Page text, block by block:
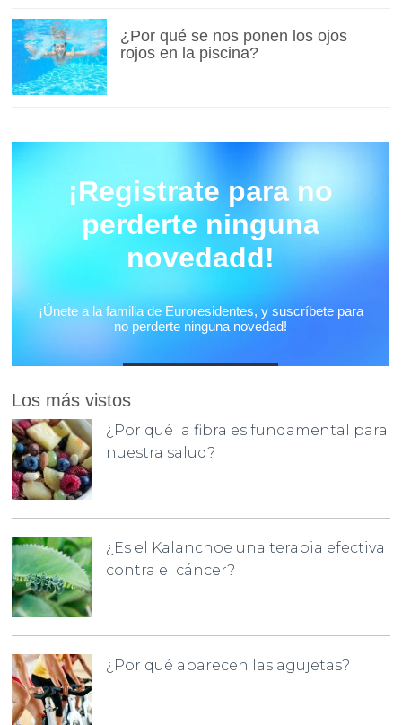
¿Por qué se nos ponen los ojos
rojos en la piscina?
Los más vistos
¿Por qué la fibra es fundamental para
nuestra salud?
¿Es el Kalanchoe una terapia efectiva
contra el cáncer?
¿Por qué aparecen las agujetas?